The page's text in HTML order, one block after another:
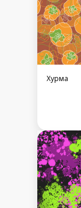
Хурма